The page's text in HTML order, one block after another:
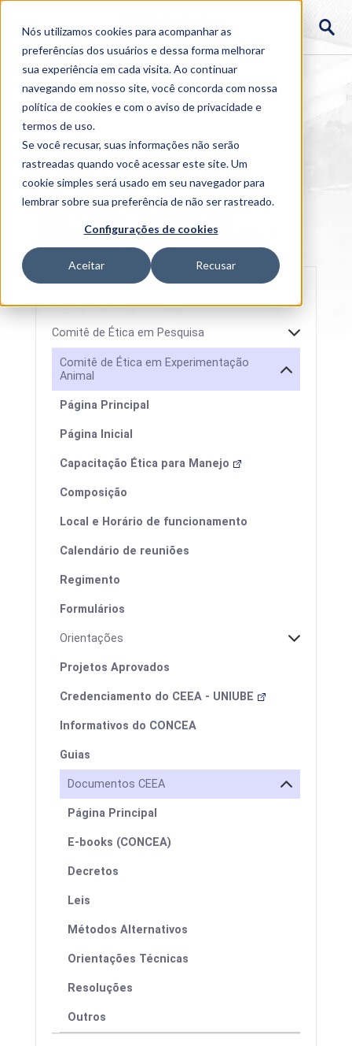
Nós utilizamos cookies para acompanhar as
preferências dos usuários e dessa forma melhorar
sua experiência em cada visita. Ao continuar
navegando em nosso site, você concorda com nossa
política de cookies e com o aviso deprivacidade e
termos de uso.
Se você recusar, suas informações não serão
rastreadas quando você acessar este site. Um
cookie simples será usado em seu navegador para
lembrar sobre sua preferência de não ser rastreado.
Configurações de cookies
Aceitar Recusar
Experimentação Animal > Documentos CEEA
books (CONCEA)
Comitê de Ética em Pesquisa
Comitê de Ética em Experimentação
Animal
Página Principal
Página Inicial
Capacitação Ética para Manejo
Composição
Local e Horário de funcionamento
Calendário de reuniões
Regimento
Formulários
Orientações
Projetos Aprovados
Credenciamento do CEEA - UNIUBE
Informativos do CONCEA
Guias
Documentos CEEA
Página Principal
E-books (CONCEA)
Decretos
Leis
Métodos Alternativos
Orientações Técnicas
Resoluções
Outros